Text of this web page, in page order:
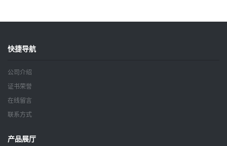
快捷导航
公司介绍
证书荣誉
在线留言
联系方式
产品展厅